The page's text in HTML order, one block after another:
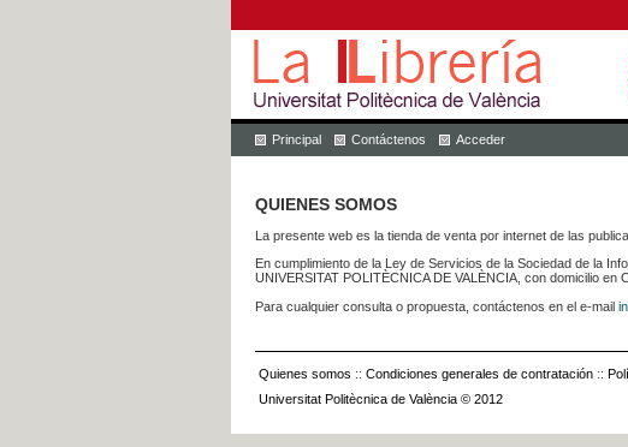
Principal Contáctenos Acceder
QUIENES SOMOS
La presente web es la tienda de venta por internet de las
En cumplimiento de la Ley de Servicios de la Sociedad de la
UNIVERSITAT POLITÈCNICA DE VALÈNCIA, con domicilio
Para cualquier consulta o propuesta, contáctenos en el e-mail
Quienes somos :: Condiciones generales de contratación ::
Universitat Politècnica de València © 2012